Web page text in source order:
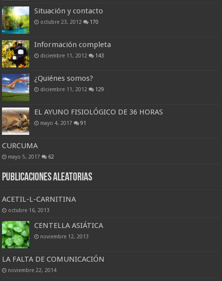
Situación y contacto
octubre 23, 2012 170
Información completa
diciembre 11, 2012 143
¿Quiénes somos?
diciembre 11, 2012 129
EL AYUNO FISIOLÓGICO DE 36 HORAS
mayo 4, 2017 91
CURCUMA
mayo 5, 2017 62
Publicaciones Aleatorias
ACETIL-L-CARNITINA
octubre 16, 2013
CENTELLA ASIÁTICA
noviembre 12, 2013
LA FALTA DE COMUNICACIÓN
noviembre 22, 2014